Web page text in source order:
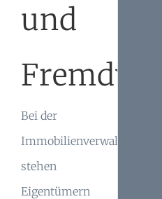
und
Bei der
Immobilienverwaltung
stehen
Eigentümern